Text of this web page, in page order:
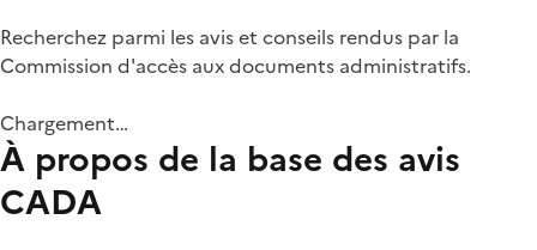
Recherchez parmi les avis et conseils rendus par la
Commission d'accès aux documents administratifs.
Chargement…
À propos de la base des avis
CADA